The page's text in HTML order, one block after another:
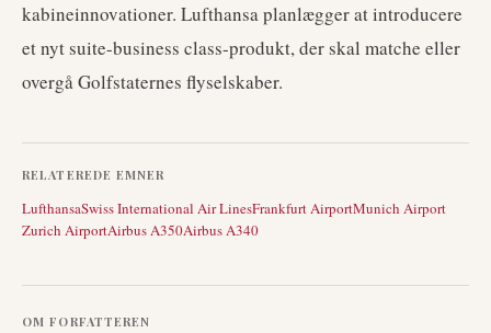
kabineinnovationer. Lufthansa planlægger at introducere
et nyt suite-business class-produkt, der skal matche eller
overgå Golfstaternes flyselskaber.
RELATEREDE EMNER
LufthansaSwiss International Air LinesFrankfurt AirportMunich Airport
Zurich AirportAirbus A350Airbus A340
OM FORFATTEREN